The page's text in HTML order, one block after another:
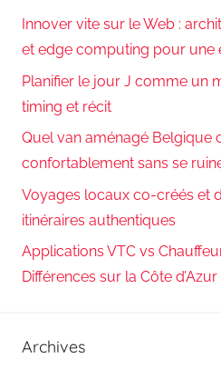
Innover vite sur le Web :
et edge computing pour une
Planifier le jour J comme un
timing et récit
Quel van aménagé Belgique
confortablement sans se
Voyages locaux co-créés et
itinéraires authentiques
Applications VTC vs
Différences sur la Côte d’Azur
Archives